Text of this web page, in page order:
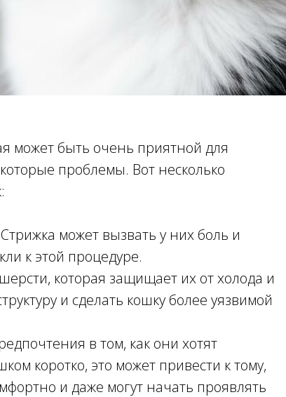
может быть очень приятной для
проблемы. Вот несколько
может вызвать у них боль и
к этой процедуре.
которая защищает их от холода и
и сделать кошку более уязвимой
в том, как они хотят
коротко, это может привести к тому,
и даже могут начать проявлять